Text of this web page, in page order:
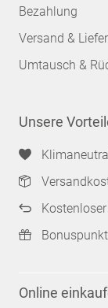
Bezahlung
Versand &
Umtausch &
Unsere
Online